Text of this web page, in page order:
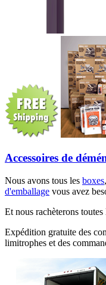
Accessoires de
Nous avons tous les boxes,
d'emballage vous avez
Et nous rachèterons
Expédition gratuite des
limitrophes et des